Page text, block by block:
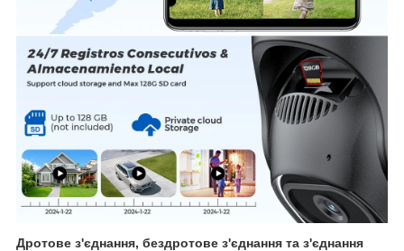
Дротове з'єднання, бездротове з'єднання та з'єднання